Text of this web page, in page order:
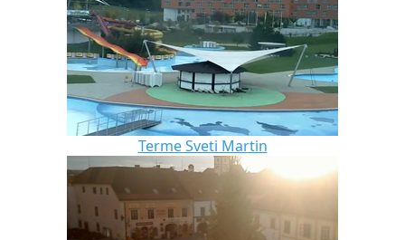
Terme Sveti Martin